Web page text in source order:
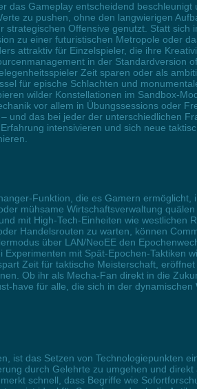
Gameplay entscheidend
zu pushen, ohne den langwierigen
Offensive genutzt. Statt sich
zu einer futuristischen Metropole oder
attraktiv für Einzelspieler, die ihre
in der Standardversion
Zeit sparen oder als
für epische Schlachten und
wilder Konstellationen im Sandbox-
vor allem in Übungssessions oder
das bei jeder der unterschiedlichen
intensivieren und sich neue
Funktion, die es Gamern
mühsame Wirtschaftsverwaltung
mit High-Tech-Einheiten wie westlichen
Handelsrouten zu warten, können
über LAN/NeoEE den
mit Spät-Epochen-Taktiken
Zeit für taktische Meisterschaft,
Ob ihr als Mecha-Fan direkt in die
have für alle, die sich in der
ist das Setzen von Technologiepunkten
durch Gelehrte zu umgehen und
schnell, dass Begriffe wie